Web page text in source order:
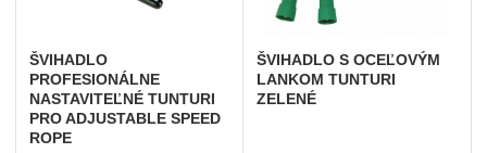
ŠVIHADLO
PROFESIONÁLNE
NASTAVITEĽNÉ TUNTURI
PRO ADJUSTABLE SPEED
ROPE
ŠVIHADLO S OCEĽOVÝM
LANKOM TUNTURI
ZELENÉ